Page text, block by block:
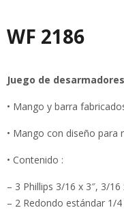
WF 2186
Juego de
• Mango y barra
• Mango con diseño para
• Contenido :
– 3 Phillips 3/16 x 3″, 3/16
– 2 Redondo estándar 1/4